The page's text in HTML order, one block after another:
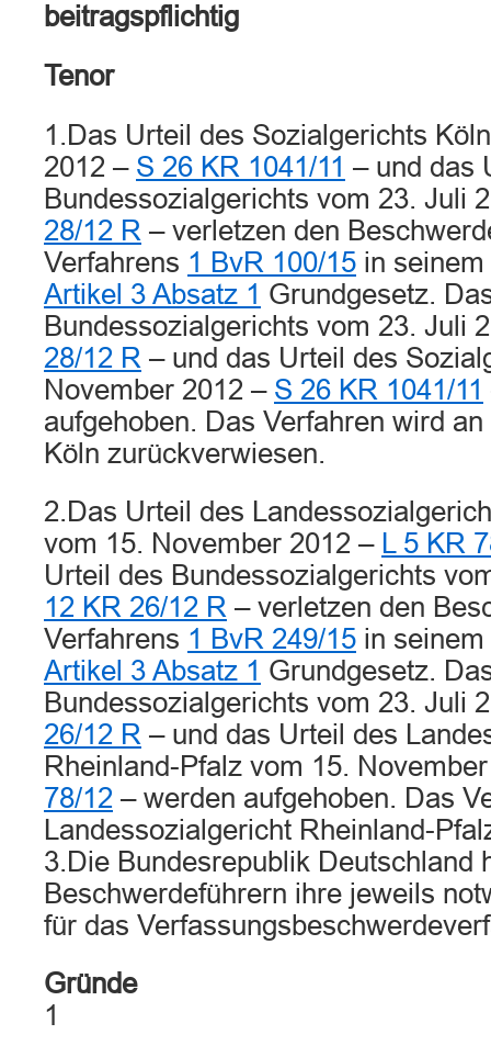
beitragspflichtig
Tenor
1.Das Urteil des Sozialgerichts
2012 – S 26 KR 1041/11 – und das
Bundessozialgerichts vom 23. Juli
28/12 R – verletzen den
Verfahrens 1 BvR 100/15 in
Artikel 3 Absatz 1 Grundgesetz.
Bundessozialgerichts vom 23. Juli
28/12 R – und das Urteil des
November 2012 – S 26 KR 1041/11
aufgehoben. Das Verfahren wird
Köln zurückverwiesen.
2.Das Urteil des
vom 15. November 2012 – L 5 KR
Urteil des Bundessozialgerichts
12 KR 26/12 R – verletzen den
Verfahrens 1 BvR 249/15 in
Artikel 3 Absatz 1 Grundgesetz.
Bundessozialgerichts vom 23. Juli
26/12 R – und das Urteil des
Rheinland-Pfalz vom 15.
78/12 – werden aufgehoben. Das
Landessozialgericht Rheinland-
3.Die Bundesrepublik Deutschland
Beschwerdeführern ihre jeweils
für das
Gründe
1